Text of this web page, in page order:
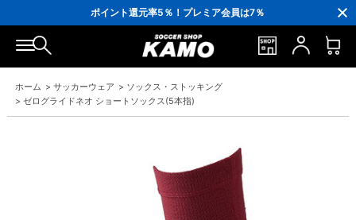
ポイント還元率5％！プレミア会員は7％
会員の方にはお誕生月に「10％OFFクーポン」プレゼント！
16,000円(税込)以上でシューズケースプレゼント！
3,300円(税込)以上で送料無料！
ホーム > サッカーウェア > ソックス・ストッキング
> ゼログライドネオ ショートソックス(5本指)